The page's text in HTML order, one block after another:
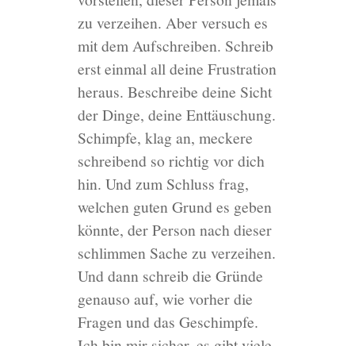
zu verzeihen. Aber versuch es
mit dem Aufschreiben. Schreib
erst einmal all deine Frustration
heraus. Beschreibe deine Sicht
der Dinge, deine Enttäuschung.
Schimpfe, klag an, meckere
schreibend so richtig vor dich
hin. Und zum Schluss frag,
welchen guten Grund es geben
könnte, der Person nach dieser
schlimmen Sache zu verzeihen.
Und dann schreib die Gründe
genauso auf, wie vorher die
Fragen und das Geschimpfe.